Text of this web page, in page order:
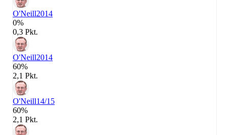
O'Neill2014
0%
0,3 Pkt.
O'Neill2014
60%
2,1 Pkt.
O'Neill14/15
60%
2,1 Pkt.